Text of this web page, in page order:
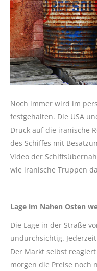
Noch immer wird im
festgehalten. Die USA
Druck auf die iranische
des Schiffes mit
Video der
wie iranische Truppen
Lage im Nahen Osten
Die Lage in der Straße
undurchsichtig.
Der Markt selbst
morgen die Preise noch